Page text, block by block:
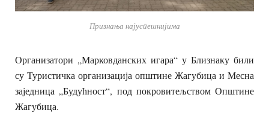
Признања најуспешнијима
Организатори „Марковданских игара“ у Близнаку били
су Туристичка организација општине Жагубица и Месна
заједница „Будућност“, под покровитељством Општине
Жагубица.